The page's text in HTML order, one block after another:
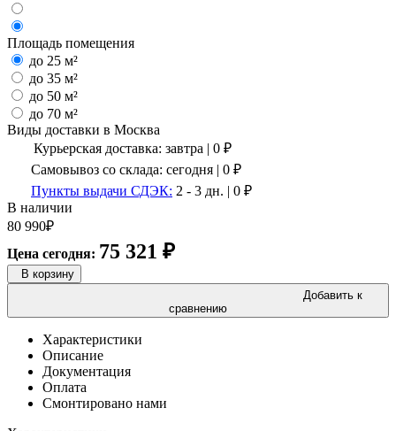
Площадь помещения
до 25 м²
до 35 м²
до 50 м²
до 70 м²
Виды доставки в Москва
Курьерская доставка: завтра | 0 ₽
Самовывоз со склада: сегодня | 0 ₽
Пункты выдачи СДЭК: 2 - 3 дн. | 0 ₽
В наличии
80 990₽
Цена сегодня: 75 321 ₽
В корзину
Добавить к
сравнению
Характеристики
Описание
Документация
Оплата
Смонтировано нами